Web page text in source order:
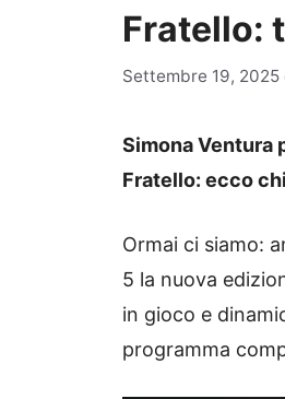
Fratello:
Settembre 19, 2025
Simona Ventura
Fratello: ecco
Ormai ci siamo:
5 la nuova
in gioco e
programma